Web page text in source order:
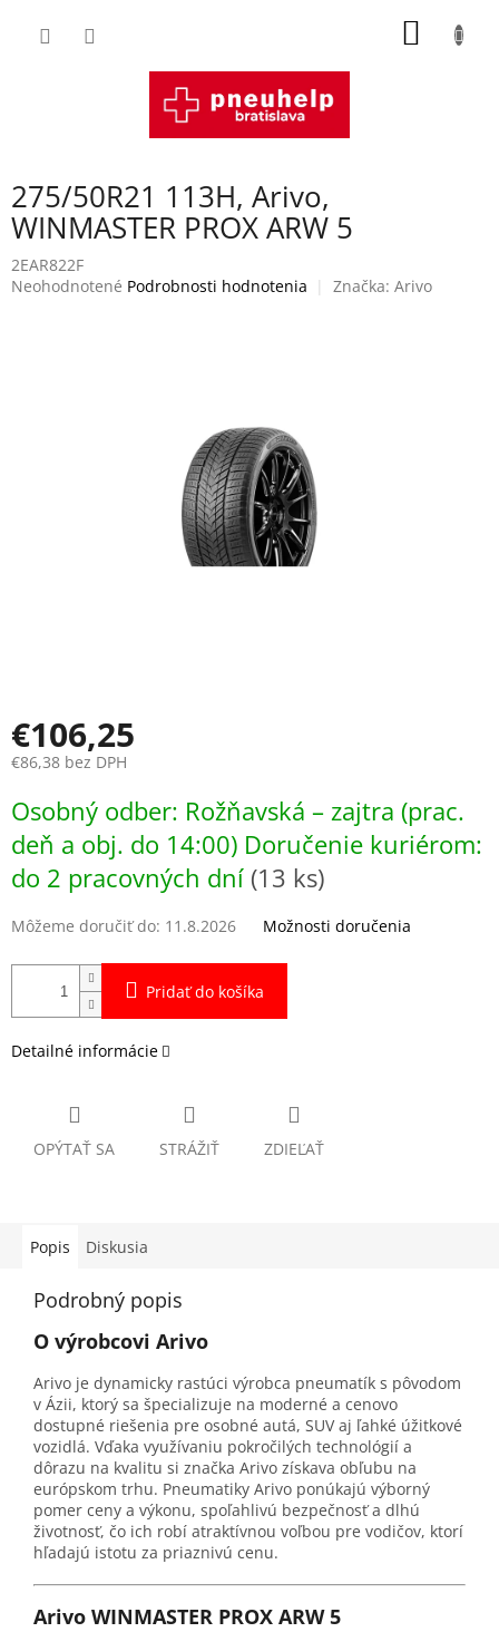
275/50R21 113H, Arivo,
WINMASTER PROX ARW 5
2EAR822F
Priemerné
Neohodnotené Podrobnosti hodnotenia Značka: Arivo
€106,25
€86,38 bez DPH
cena:
Osobný odber: Rožňavská – zajtra (prac.
deň a obj. do 14:00) Doručenie kuriérom:
do 2 pracovných dní (13 ks)
Môžeme doručiť do: 11.8.2026 Možnosti doručenia
Pridať do košíka
Detailné informácie
OPÝTAŤ SA STRÁŽIŤ ZDIEĽAŤ
Popis Diskusia
Podrobný popis
O výrobcovi Arivo
Arivo je dynamicky rastúci výrobca pneumatík s pôvodom
v Ázii, ktorý sa špecializuje na moderné a cenovo
dostupné riešenia pre osobné autá, SUV aj ľahké úžitkové
vozidlá. Vďaka využívaniu pokročilých technológií a
dôrazu na kvalitu si značka Arivo získava obľubu na
európskom trhu. Pneumatiky Arivo ponúkajú výborný
pomer ceny a výkonu, spoľahlivú bezpečnosť a dlhú
životnosť, čo ich robí atraktívnou voľbou pre vodičov, ktorí
hľadajú istotu za priaznivú cenu.
Arivo WINMASTER PROX ARW 5